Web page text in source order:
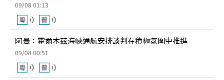
09/08 01:13
阿曼：霍爾木茲海峽通航安排談判在積極氛圍中推進
09/08 00:51